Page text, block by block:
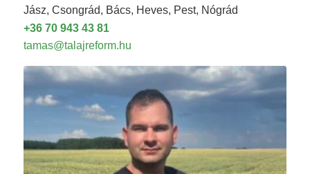
Jász, Csongrád, Bács, Heves, Pest, Nógrád
+36 70 943 43 81
tamas@talajreform.hu